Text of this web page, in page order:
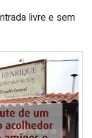
livre e sem